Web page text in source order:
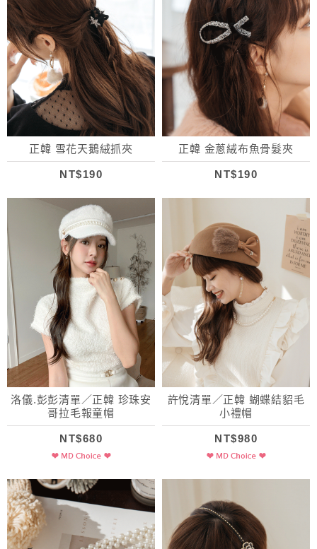
正韓 雪花天鵝絨抓夾
NT$190
正韓 金蔥絨布魚骨髮夾
NT$190
洛儀.彭彭清單／正韓 珍珠安
哥拉毛報童帽
NT$680
許悅清單／正韓 蝴蝶結貂毛
小禮帽
NT$980